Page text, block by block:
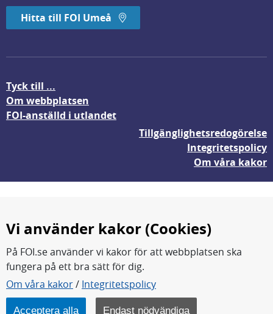
Hitta till FOI Umeå
Tyck till ...
Om webbplatsen
FOI-anställd i utlandet
Tillgänglighetsredogörelse
Integritetspolicy
Om våra kakor
FOI forskar för en säkrare värld.
FOI:s kärnverksamhet är forskning, metod- och
teknikutveckling samt analyser och studier.
Vi använder kakor (Cookies)
På FOI.se använder vi kakor för att webbplatsen ska
fungera på ett bra sätt för dig.
Om våra kakor/ Integritetspolicy
Acceptera alla Endast nödvändiga